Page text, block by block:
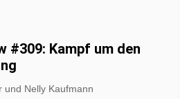
#309: Kampf um den
und Nelly Kaufmann